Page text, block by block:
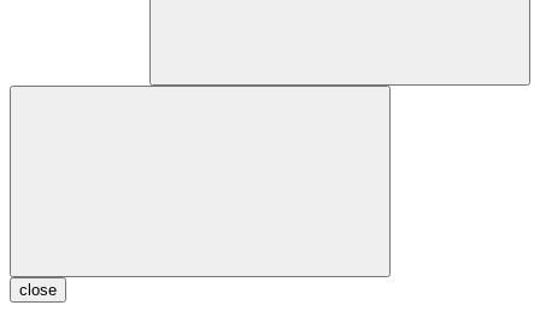
close